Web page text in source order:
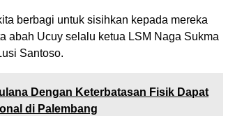
berbagi untuk sisihkan kepada mereka
abah Ucuy selalu ketua LSM Naga Sukma
Santoso.
Dengan Keterbatasan Fisik Dapat
di Palembang